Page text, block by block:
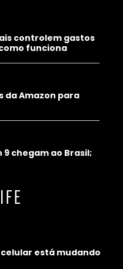
controlem gastos
funciona
da Amazon para
9 chegam ao Brasil;
celular está mudando